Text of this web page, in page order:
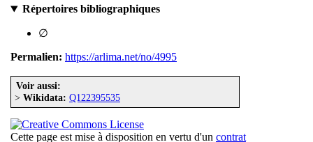
Répertoires bibliographiques
∅
Permalien: https://arlima.net/no/4995
Voir aussi:
> Wikidata: Q122395535
Cette page est mise à disposition en vertu d'un contrat